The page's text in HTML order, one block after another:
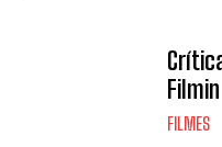
Filmin
FILMES